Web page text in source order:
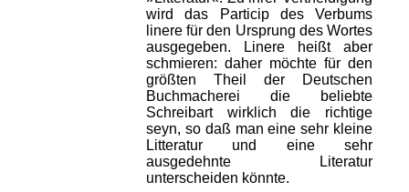
wird das Particip des Verbums
linere für den Ursprung des Wortes
ausgegeben. Linere heißt aber
schmieren: daher möchte für den
größten Theil der Deutschen
Buchmacherei die beliebte
Schreibart wirklich die richtige
seyn, so daß man eine sehr kleine
Litteratur und eine sehr
ausgedehnte Literatur
unterscheiden könnte.